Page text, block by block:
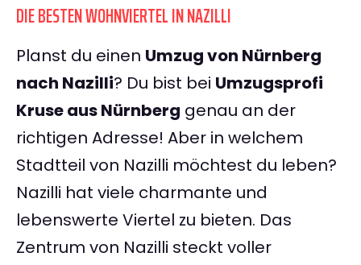
DIE BESTEN WOHNVIERTEL IN NAZILLI
Planst du einen Umzug von Nürnberg
nach Nazilli? Du bist bei Umzugsprofi
Kruse aus Nürnberg genau an der
richtigen Adresse! Aber in welchem
Stadtteil von Nazilli möchtest du leben?
Nazilli hat viele charmante und
lebenswerte Viertel zu bieten. Das
Zentrum von Nazilli steckt voller